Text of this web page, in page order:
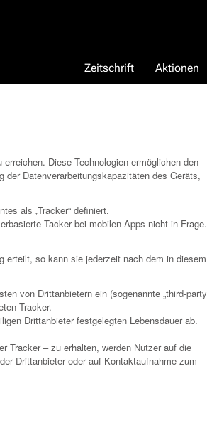
Aktionen
Zeitschrift
Diese Technologien ermöglichen den
Datenverarbeitungskapazitäten des Geräts,
als „Tracker“ definiert.
Tacker bei mobilen Apps nicht in Frage.
erteilt, so kann sie jederzeit nach dem in diesem
von Drittanbietern ein (sogenannte „third-party
Tracker.
Drittanbieter festgelegten Lebensdauer ab.
Tracker – zu erhalten, werden Nutzer auf die
Drittanbieter oder auf Kontaktaufnahme zum